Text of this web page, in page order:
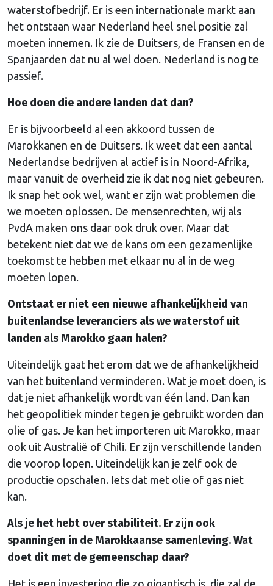
waterstofbedrijf. Er is een internationale markt aan
het ontstaan waar Nederland heel snel positie zal
moeten innemen. Ik zie de Duitsers, de Fransen en de
Spanjaarden dat nu al wel doen. Nederland is nog te
passief.
Hoe doen die andere landen dat dan?
Er is bijvoorbeeld al een akkoord tussen de
Marokkanen en de Duitsers. Ik weet dat een aantal
Nederlandse bedrijven al actief is in Noord-Afrika,
maar vanuit de overheid zie ik dat nog niet gebeuren.
Ik snap het ook wel, want er zijn wat problemen die
we moeten oplossen. De mensenrechten, wij als
PvdA maken ons daar ook druk over. Maar dat
betekent niet dat we de kans om een gezamenlijke
toekomst te hebben met elkaar nu al in de weg
moeten lopen.
Ontstaat er niet een nieuwe afhankelijkheid van
buitenlandse leveranciers als we waterstof uit
landen als Marokko gaan halen?
Uiteindelijk gaat het erom dat we de afhankelijkheid
van het buitenland verminderen. Wat je moet doen, is
dat je niet afhankelijk wordt van één land. Dan kan
het geopolitiek minder tegen je gebruikt worden dan
olie of gas. Je kan het importeren uit Marokko, maar
ook uit Australië of Chili. Er zijn verschillende landen
die voorop lopen. Uiteindelijk kan je zelf ook de
productie opschalen. Iets dat met olie of gas niet
kan.
Als je het hebt over stabiliteit. Er zijn ook
spanningen in de Marokkaanse samenleving. Wat
doet dit met de gemeenschap daar?
Het is een investering die zo gigantisch is, die zal de